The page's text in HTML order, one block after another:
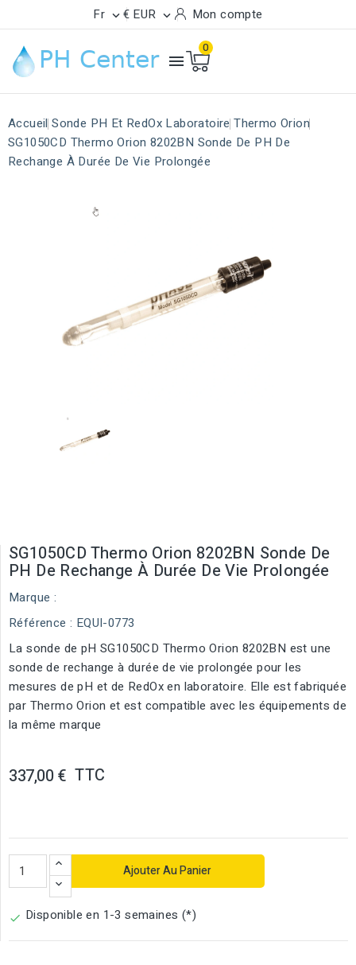
Fr  € EUR  Mon compte

0
Accueil Sonde PH Et RedOx Laboratoire Thermo Orion
SG1050CD Thermo Orion 8202BN Sonde De PH De
Rechange À Durée De Vie Prolongée
SG1050CD Thermo Orion 8202BN Sonde De
PH De Rechange À Durée De Vie Prolongée
Marque :
Référence : EQUI-0773
La sonde de pH SG1050CD Thermo Orion 8202BN est une
sonde de rechange à durée de vie prolongée pour les
mesures de pH et de RedOx en laboratoire. Elle est fabriquée
par Thermo Orion et est compatible avec les équipements de
la même marque
337,00 € TTC
Ajouter Au Panier
 Disponible en 1-3 semaines (*)